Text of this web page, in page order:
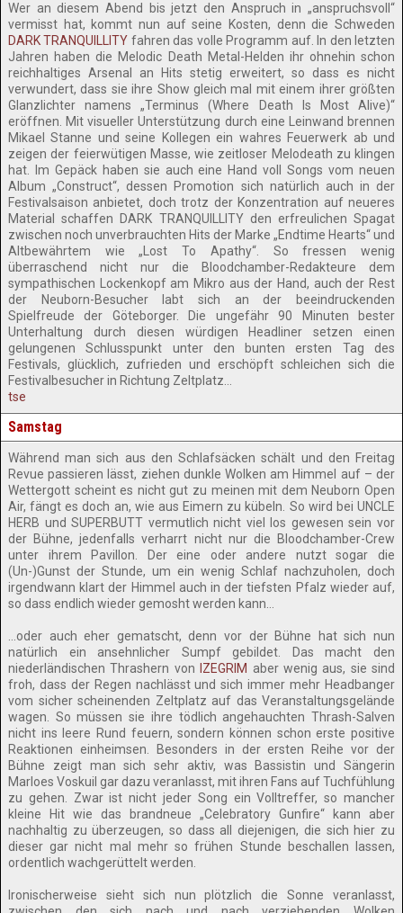
Wer an diesem Abend bis jetzt den Anspruch in „anspruchsvoll“
vermisst hat, kommt nun auf seine Kosten, denn die Schweden
DARK TRANQUILLITY fahren das volle Programm auf. In den letzten
Jahren haben die Melodic Death Metal-Helden ihr ohnehin schon
reichhaltiges Arsenal an Hits stetig erweitert, so dass es nicht
verwundert, dass sie ihre Show gleich mal mit einem ihrer größten
Glanzlichter namens „Terminus (Where Death Is Most Alive)“
eröffnen. Mit visueller Unterstützung durch eine Leinwand brennen
Mikael Stanne und seine Kollegen ein wahres Feuerwerk ab und
zeigen der feierwütigen Masse, wie zeitloser Melodeath zu klingen
hat. Im Gepäck haben sie auch eine Hand voll Songs vom neuen
Album „Construct“, dessen Promotion sich natürlich auch in der
Festivalsaison anbietet, doch trotz der Konzentration auf neueres
Material schaffen DARK TRANQUILLITY den erfreulichen Spagat
zwischen noch unverbrauchten Hits der Marke „Endtime Hearts“ und
Altbewährtem wie „Lost To Apathy“. So fressen wenig
überraschend nicht nur die Bloodchamber-Redakteure dem
sympathischen Lockenkopf am Mikro aus der Hand, auch der Rest
der Neuborn-Besucher labt sich an der beeindruckenden
Spielfreude der Göteborger. Die ungefähr 90 Minuten bester
Unterhaltung durch diesen würdigen Headliner setzen einen
gelungenen Schlusspunkt unter den bunten ersten Tag des
Festivals, glücklich, zufrieden und erschöpft schleichen sich die
Festivalbesucher in Richtung Zeltplatz…
tse
Samstag
Während man sich aus den Schlafsäcken schält und den Freitag
Revue passieren lässt, ziehen dunkle Wolken am Himmel auf – der
Wettergott scheint es nicht gut zu meinen mit dem Neuborn Open
Air, fängt es doch an, wie aus Eimern zu kübeln. So wird bei UNCLE
HERB und SUPERBUTT vermutlich nicht viel los gewesen sein vor
der Bühne, jedenfalls verharrt nicht nur die Bloodchamber-Crew
unter ihrem Pavillon. Der eine oder andere nutzt sogar die
(Un-)Gunst der Stunde, um ein wenig Schlaf nachzuholen, doch
irgendwann klart der Himmel auch in der tiefsten Pfalz wieder auf,
so dass endlich wieder gemosht werden kann…
…oder auch eher gematscht, denn vor der Bühne hat sich nun
natürlich ein ansehnlicher Sumpf gebildet. Das macht den
niederländischen Thrashern von
IZEGRIM aber wenig aus, sie sind
froh, dass der Regen nachlässt und sich immer mehr Headbanger
vom sicher scheinenden Zeltplatz auf das Veranstaltungsgelände
wagen. So müssen sie ihre tödlich angehauchten Thrash-Salven
nicht ins leere Rund feuern, sondern können schon erste positive
Reaktionen einheimsen. Besonders in der ersten Reihe vor der
Bühne zeigt man sich sehr aktiv, was Bassistin und Sängerin
Marloes Voskuil gar dazu veranlasst, mit ihren Fans auf Tuchfühlung
zu gehen. Zwar ist nicht jeder Song ein Volltreffer, so mancher
kleine Hit wie das brandneue „Celebratory Gunfire“ kann aber
nachhaltig zu überzeugen, so dass all diejenigen, die sich hier zu
dieser gar nicht mal mehr so frühen Stunde beschallen lassen,
ordentlich wachgerüttelt werden.
Ironischerweise sieht sich nun plötzlich die Sonne veranlasst,